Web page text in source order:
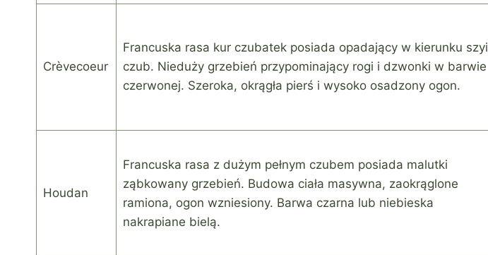
Crèvecoeur
Francuska rasa kur czubatek posiada opadający w kierunku szyi
czub. Nieduży grzebień przypominający rogi i dzwonki w barwie
czerwonej. Szeroka, okrągła pierś i wysoko osadzony ogon.
Houdan
Francuska rasa z dużym pełnym czubem posiada malutki
ząbkowany grzebień. Budowa ciała masywna, zaokrąglone
ramiona, ogon wzniesiony. Barwa czarna lub niebieska
nakrapiane bielą.